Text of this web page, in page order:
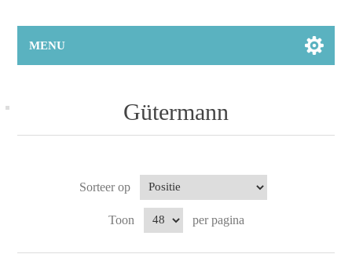
MENU
Gütermann
Sorteer op
Toon per pagina